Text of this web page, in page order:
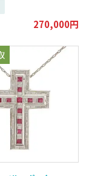
270,000円